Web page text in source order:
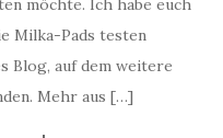
möchte. Ich habe euch
Milka-Pads testen
Blog, auf dem weitere
Mehr aus […]